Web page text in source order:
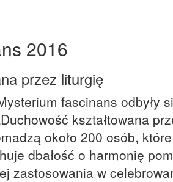
2016
przez liturgię
fascinans odbyły
kształtowana
około 200 osób,
dbałość o harmonię
zastosowania w